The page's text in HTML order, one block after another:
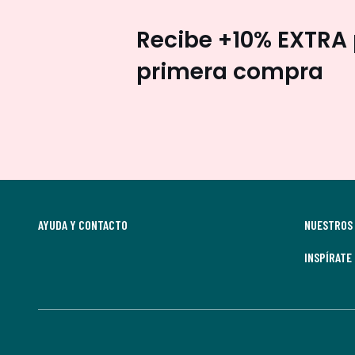
Recibe +10%
primera compra
AYUDA Y CONTACTO
INSPÍRATE